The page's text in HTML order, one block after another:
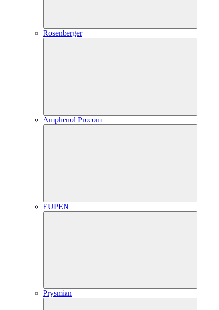
Rosenberger
Amphenol Procom
EUPEN
Prysmian